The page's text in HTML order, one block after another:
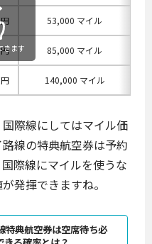
53,000 マイル
85,000 マイル
140,000 マイル
きます
際線にしてはマイル価
線の特典航空券は予約
際線にマイルを使うな
発揮できますね。
特典航空券は空席待ち必